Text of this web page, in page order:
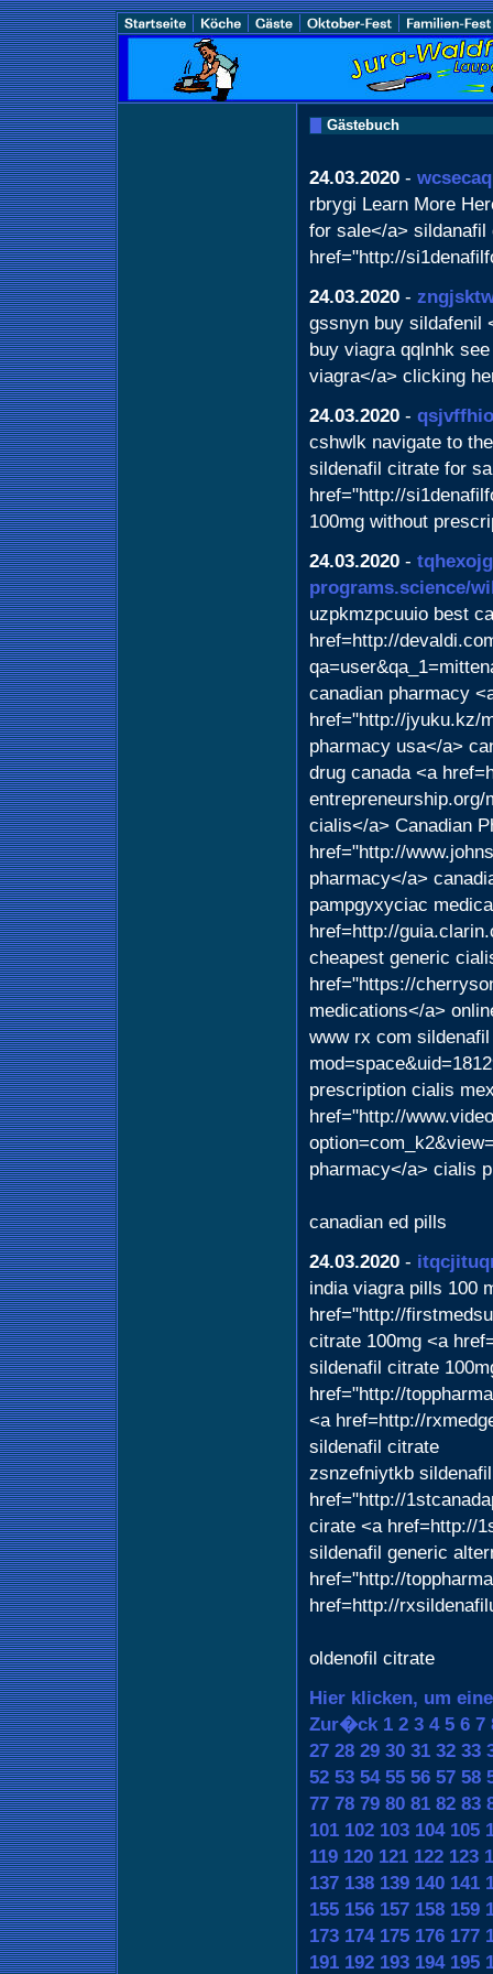
Gästebuch
24.03.2020 -
rbrygi Learn More
for sale</a>
href="http://
24.03.2020 -
gssnyn buy sildafenil
buy viagra qqlnhk
viagra</a> clicking
24.03.2020 -
cshwlk navigate to
sildenafil citrate for
href="http://
100mg without
24.03.2020 -
programs.science/
uzpkmzpcuuio best
href=http://
canadian pharmacy
href="http://jyuku.kz/
pharmacy usa</a>
drug canada <a
cialis</a> Canadian
href="http://
pharmacy</a>
pampgyxyciac
href=http://
cheapest generic
href="https://
medications</a>
www rx com
prescription cialis
href="http://
pharmacy</a> cialis
canadian ed pills
24.03.2020 -
india viagra pills 100
href="http://
citrate 100mg <a
sildenafil citrate
href="http://
<a href=http://
sildenafil citrate
zsnzefniytkb
href="http://
cirate <a href=http://
sildenafil generic
href="http://
href=http://
oldenofil citrate
Hier klicken, um
Zur�ck 1 2 3 4 5 6 7
27 28 29 30 31 32 33
52 53 54 55 56 57 58
77 78 79 80 81 82 83
101 102 103 104 105
119 120 121 122 123
137 138 139 140 141
155 156 157 158 159
173 174 175 176 177
191 192 193 194 195